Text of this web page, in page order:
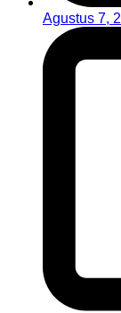
Agustus 7,